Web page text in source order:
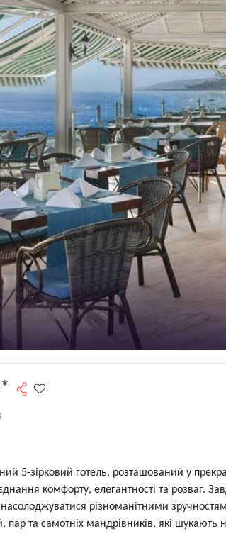
5-зірковий готель, розташований у
комфорту, елегантності та розваг.
насолоджуватися різноманітними
пар та самотніх мандрівників, які шукають